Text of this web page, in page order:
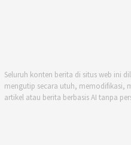
Seluruh konten berita di situs web ini
mengutip secara utuh, memodifikasi,
artikel atau berita berbasis AI tanpa